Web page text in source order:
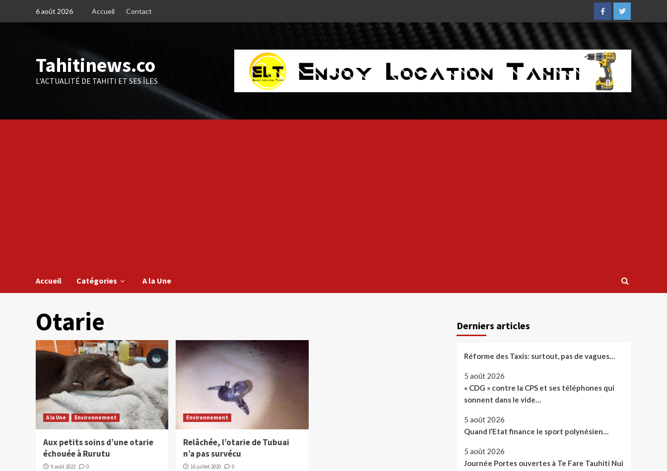
6 août 2026 Accueil Contact
FacebookTwitter
Tahitinews.co
L'ACTUALITÉ DE TAHITI ET SES ÎLES
Accueil Catégories A la Une
Otarie
A la Une Environnement
Aux petits soins d’une otarie
échouée à Rurutu
9 août 2022 0
Environnement
Relâchée, l’otarie de Tubuai
n’a pas survécu
16 juillet 2020 0
Derniers articles
Réforme des Taxis: surtout, pas de vagues…
5 août 2026
« CDG » contre la CPS et ses téléphones qui
sonnent dans le vide…
5 août 2026
Quand l’Etat finance le sport polynésien…
5 août 2026
Journée Portes ouvertes à Te Fare Tauhiti Nui